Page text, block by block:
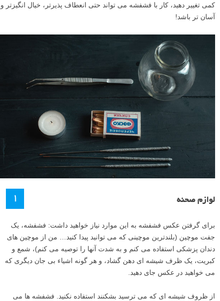
کمی تغییر دهید، کار با فشفشه می تواند حتی انعطاف پذیرتر، خیال انگیزتر و
آسان تر باشد!
۱ لوازم صحنه
برای گرفتن عکس فشفشه به این موارد نیاز خواهید داشت: فشفشه، یک
جفت موچین (بلندترین موچینی که می توانید پیدا کنید… من از موچین های
دندان پزشکی استفاده می کنم و به شدت آنها را توصیه می کنم)، شمع و
کبریت، یک ظرف شیشه ای دهن گشاد، و هر گونه اشیاء بی جان دیگری که
می خواهید در عکس جای دهید.
از ظروف شیشه ای که می ترسید بشکنند استفاده نکنید. فشفشه ها می